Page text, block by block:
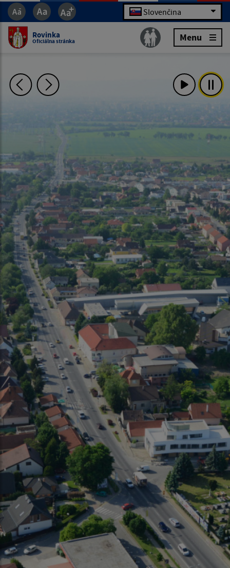
Slovenčina
Rovinka
Oficiálna stránka Menu